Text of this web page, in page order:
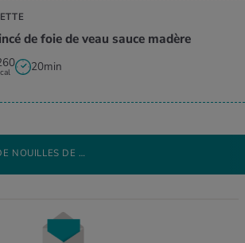
de foie de veau sauce madère
20min
NOUILLES DE …